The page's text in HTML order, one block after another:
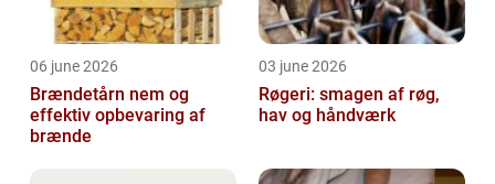
06 june 2026
Brændetårn nem og
effektiv opbevaring af
brænde
03 june 2026
Røgeri: smagen af røg,
hav og håndværk